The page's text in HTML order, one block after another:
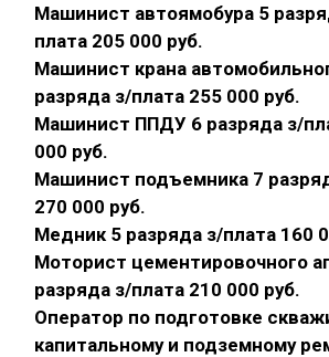
Машинист автоямобура 5
плата 205 000 руб.
Машинист крана
разряда з/плата 255 000 руб.
Машинист ППДУ 6 разряда з/
000 руб.
Машинист подъемника 7
270 000 руб.
Медник 5 разряда з/плата 160
Моторист цементировочного
разряда з/плата 210 000 руб.
Оператор по подготовке
капитальному и подземному